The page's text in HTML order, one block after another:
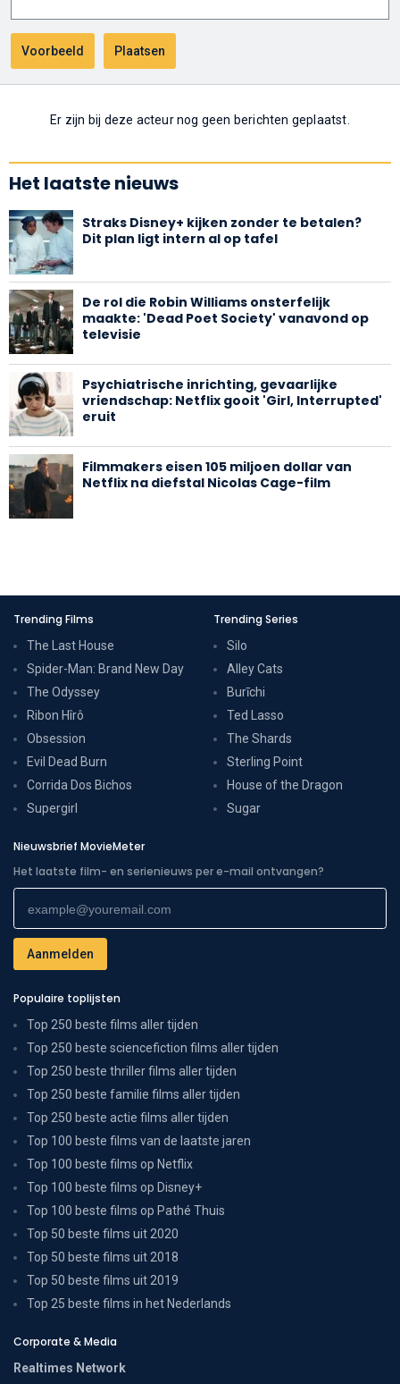
Er zijn bij deze acteur nog geen berichten geplaatst.
Het laatste nieuws
Straks Disney+ kijken zonder te betalen?
Dit plan ligt intern al op tafel
De rol die Robin Williams onsterfelijk
maakte: 'Dead Poet Society' vanavond op
televisie
Psychiatrische inrichting, gevaarlijke
vriendschap: Netflix gooit 'Girl, Interrupted'
eruit
Filmmakers eisen 105 miljoen dollar van
Netflix na diefstal Nicolas Cage-film
Trending Films
The Last House
Spider-Man: Brand New Day
The Odyssey
Ribon Hîrô
Obsession
Evil Dead Burn
Corrida Dos Bichos
Supergirl
Trending Series
Silo
Alley Cats
Burīchi
Ted Lasso
The Shards
Sterling Point
House of the Dragon
Sugar
Nieuwsbrief MovieMeter
Het laatste film- en serienieuws per e-mail ontvangen?
Populaire toplijsten
Top 250 beste films aller tijden
Top 250 beste sciencefiction films aller tijden
Top 250 beste thriller films aller tijden
Top 250 beste familie films aller tijden
Top 250 beste actie films aller tijden
Top 100 beste films van de laatste jaren
Top 100 beste films op Netflix
Top 100 beste films op Disney+
Top 100 beste films op Pathé Thuis
Top 50 beste films uit 2020
Top 50 beste films uit 2018
Top 50 beste films uit 2019
Top 25 beste films in het Nederlands
Corporate & Media
Realtimes Network